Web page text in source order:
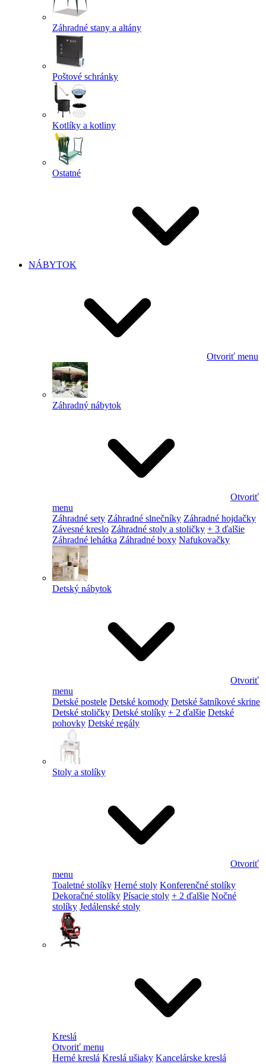
Záhradné stany a altány
Poštové schránky
Kotlíky a kotliny
Ostatné
NÁBYTOK
Otvoriť menu
Záhradný nábytok
Otvoriť
menu
Záhradné sety Záhradné slnečníky Záhradné hojdačky
Závesné kreslo Záhradné stoly a stoličky + 3 ďalšie
Záhradné lehátka Záhradné boxy Nafukovačky
Detský nábytok
Otvoriť
menu
Detské postele Detské komody Detské šatníkové skrine
Detské stoličky Detské stolíky + 2 ďalšie Detské
pohovky Detské regály
Stoly a stolíky
Otvoriť
menu
Toaletné stolíky Herné stoly Konferenčné stolíky
Dekoračné stolíky Písacie stoly + 2 ďalšie Nočné
stolíky Jedálenské stoly
Kreslá
Otvoriť menu
Herné kreslá Kreslá ušiaky Kancelárske kreslá